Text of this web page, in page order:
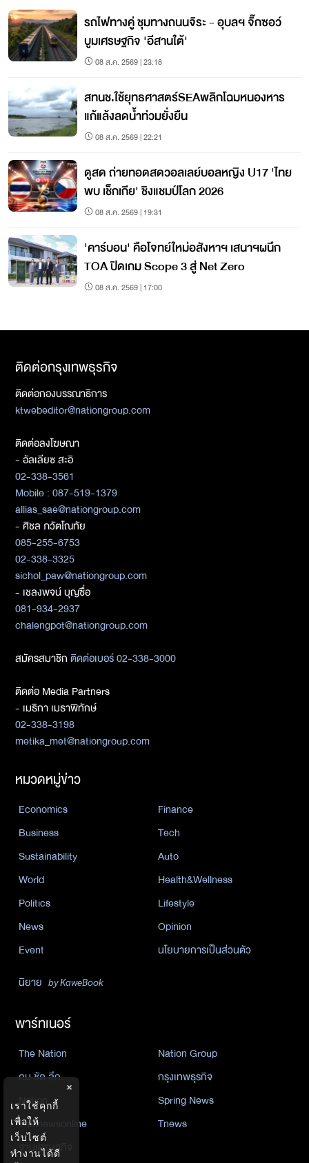
รถไฟทางคู่ ชุมทางถนนจิระ - อุบลฯ จิ๊กซอว์
บูมเศรษฐกิจ 'อีสานใต้'
08 ส.ค. 2569 | 23:18
สทนช.ใช้ยุทธศาสตร์SEAพลิกโฉมหนองหาร
แก้แล้งลดน้ำท่วมยั่งยืน
08 ส.ค. 2569 | 22:21
ดูสด ถ่ายทอดสดวอลเลย์บอลหญิง U17 'ไทย
พบ เช็กเกีย' ชิงแชมป์โลก 2026
08 ส.ค. 2569 | 19:31
'คาร์บอน' คือโจทย์ใหม่อสังหาฯ เสนาฯผนึก
TOA ปิดเกม Scope 3 สู่ Net Zero
08 ส.ค. 2569 | 17:00
ติดต่อกรุงเทพธุรกิจ
ติดต่อกองบรรณาธิการ
ktwebeditor@nationgroup.com
ติดต่อลงโฆษณา
- อัลเลียซ สะอิ
02-338-3561
Mobile : 087-519-1379
allias_sae@nationgroup.com
- ศิชล ภวัตโณทัย
085-255-6753
02-338-3325
sichol_paw@nationgroup.com
- เชลงพจน์ บุญซื่อ
081-934-2937
chalengpot@nationgroup.com
สมัครสมาชิกติดต่อเบอร์ 02-338-3000
ติดต่อ Media Partners
- เมธิกา เมธาพิทักษ์
02-338-3198
metika_met@nationgroup.com
หมวดหมู่ข่าว
Economics
Finance
Business
Tech
Sustainability
Auto
World
Health&Wellness
Politics
Lifestyle
News
Opinion
Event
นโยบายการเป็นส่วนตัว
นิยาย by KaweBook
พาร์ทเนอร์
The Nation
Nation Group
คม ชัด ลึก
กรุงเทพธุรกิจ
Nation
Spring News
Thainewsonline
Tnews
ฐานเศรษฐกิจ
×
เราใช้คุกกี้
เพื่อให้
เว็บไซต์
ทำงานได้ดี